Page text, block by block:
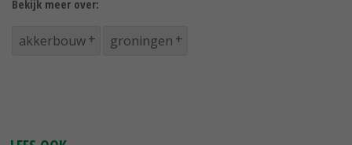
Bekijk meer over:
akkerbouw groningen